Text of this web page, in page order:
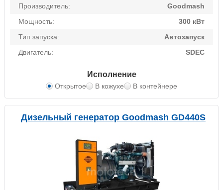
Производитель:
Goodmash
Мощность:
300 кВт
Тип запуска:
Автозапуск
Двигатель:
SDEC
Исполнение
Открытое В кожухе В контейнере
Дизельный генератор Goodmash GD440S